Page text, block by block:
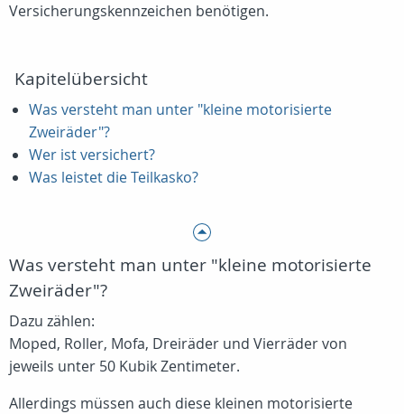
Versicherungskennzeichen benötigen.
Kapitelübersicht
Was versteht man unter "kleine motorisierte
Zweiräder"?
Wer ist versichert?
Was leistet die Teilkasko?
Was versteht man unter "kleine motorisierte
Zweiräder"?
Dazu zählen:
Moped, Roller, Mofa, Dreiräder und Vierräder von
jeweils unter 50 Kubik Zentimeter.
Allerdings müssen auch diese kleinen motorisierte